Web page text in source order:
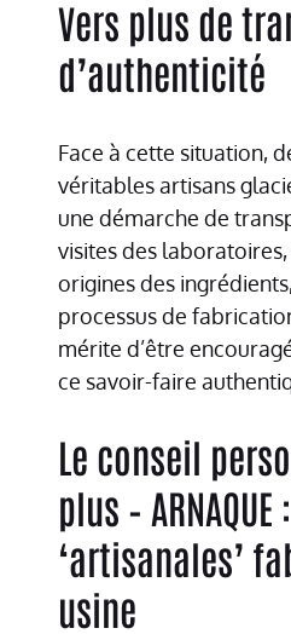
Vers plus de
d’authenticité
Face à cette situation,
véritables artisans
une démarche de
visites des
origines des
processus de
mérite d’être
ce savoir-faire
Le conseil
plus –
‘artisanales’
usine